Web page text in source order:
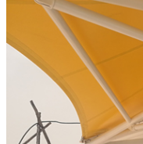
后的角部與整體膜